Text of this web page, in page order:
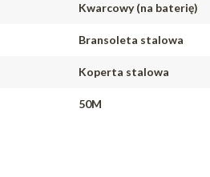
Kwarcowy (na baterię)
Bransoleta stalowa
Koperta stalowa
50M